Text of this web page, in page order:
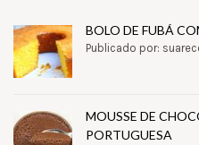
BOLO DE FUBÁ
Publicado por:
MOUSSE DE
PORTUGUESA